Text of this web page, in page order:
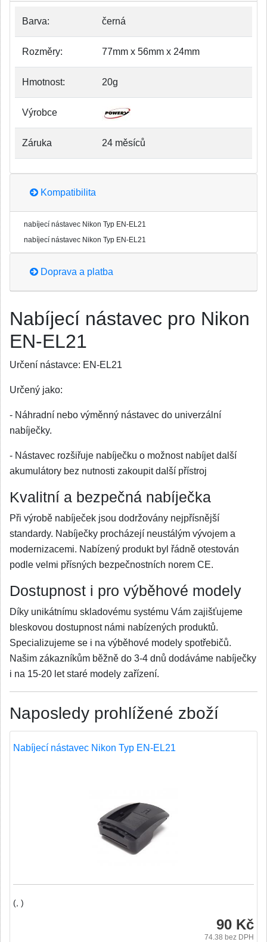
Barva: černá
Rozměry: 77mm x 56mm x 24mm
Hmotnost: 20g
Výrobce
Záruka 24 měsíců
Kompatibilita
nabíjecí nástavec Nikon Typ EN-EL21
nabíjecí nástavec Nikon Typ EN-EL21
Doprava a platba
Nabíjecí nástavec pro Nikon
EN-EL21
Určení nástavce: EN-EL21
Určený jako:
- Náhradní nebo výměnný nástavec do univerzální
nabíječky.
- Nástavec rozšiřuje nabíječku o možnost nabíjet další
akumulátory bez nutnosti zakoupit další přístroj
Kvalitní a bezpečná nabíječka
Při výrobě nabíječek jsou dodržovány nejpřísnější
standardy. Nabíječky procházejí neustálým vývojem a
modernizacemi. Nabízený produkt byl řádně otestován
podle velmi přísných bezpečnostních norem CE.
Dostupnost i pro výběhové modely
Díky unikátnímu skladovému systému Vám zajišťujeme
bleskovou dostupnost námi nabízených produktů.
Specializujeme se i na výběhové modely spotřebičů.
Našim zákazníkům běžně do 3-4 dnů dodáváme nabíječky
i na 15-20 let staré modely zařízení.
Naposledy prohlížené zboží
Nabíjecí nástavec Nikon Typ EN-EL21
(, )
90 Kč
74.38 bez DPH